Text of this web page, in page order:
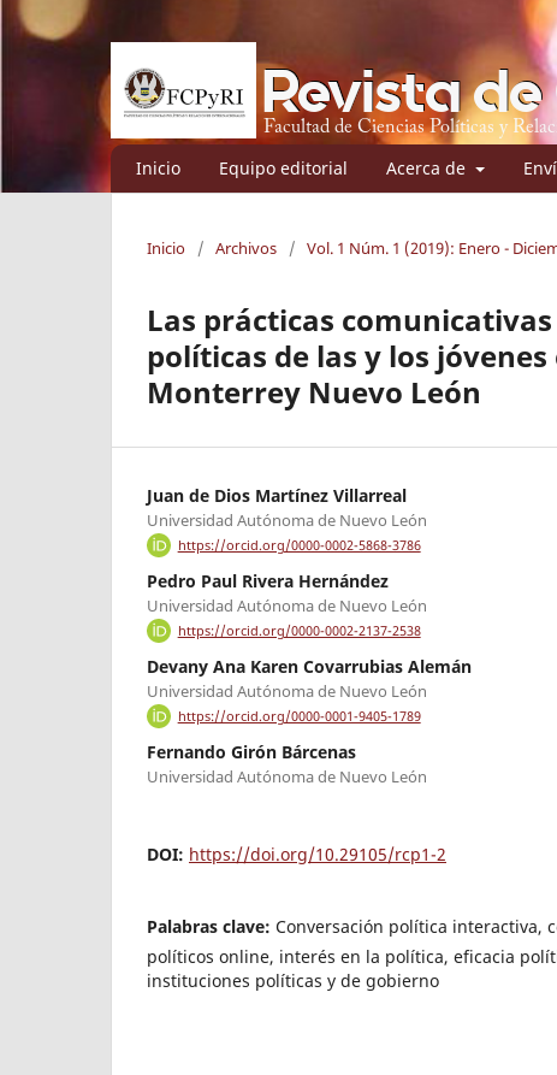
Inicio Equipo editorial Acerca de
Inicio / Archivos / Vol. 1 Núm. 1 (2019): Enero -
Las prácticas
políticas de las y los
Monterrey Nuevo León
Juan de Dios Martínez Villarreal
Universidad Autónoma de Nuevo León
https://orcid.org/0000-0002-5868-3786
Pedro Paul Rivera Hernández
Universidad Autónoma de Nuevo León
https://orcid.org/0000-0002-2137-2538
Devany Ana Karen Covarrubias Alemán
Universidad Autónoma de Nuevo León
https://orcid.org/0000-0001-9405-1789
Fernando Girón Bárcenas
Universidad Autónoma de Nuevo León
DOI: https://doi.org/10.29105/rcp1-2
Palabras clave: Conversación política interactiva,
políticos online, interés en la política, eficacia
instituciones políticas y de gobierno